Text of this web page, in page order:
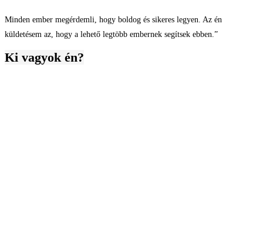
Minden ember megérdemli, hogy boldog és sikeres legyen. Az én
küldetésem az, hogy a lehető legtöbb embernek segítsek ebben.”
Ki vagyok én?